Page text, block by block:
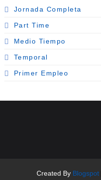
Jornada Completa
Part Time
Medio Tiempo
Temporal
Primer Empleo
Created By Blogspot